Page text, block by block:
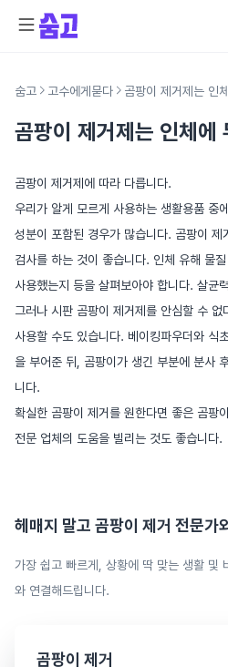
숨고 고수에게묻다 곰팡이 제거제는 인
곰팡이 제거제는 인체에
곰팡이 제거제에 따라 다릅니다.
우리가 알게 모르게 사용하는 생활용품 중
성분이 포함된 경우가 많습니다. 곰팡이
검사를 하는 것이 좋습니다. 인체 유해 물
사용했는지 등을 살펴보아야 합니다. 살균
그러나 시판 곰팡이 제거제를 안심할 수
사용할 수도 있습니다. 베이킹파우더와 식
을 부어준 뒤, 곰팡이가 생긴 부분에 분사
니다.
확실한 곰팡이 제거를 원한다면 좋은 곰팡
전문 업체의 도움을 빌리는 것도 좋습니다.
헤매지 말고 곰팡이 제거 전문가
가장 쉽고 빠르게, 상황에 딱 맞는 생활 및
와 연결해드립니다.
곰팡이 제거